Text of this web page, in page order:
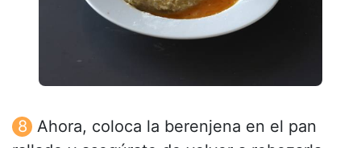
Ahora, coloca la berenjena en el pan